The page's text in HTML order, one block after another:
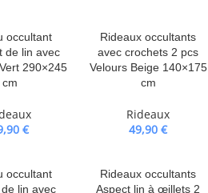
occultant
de lin avec
290×245
cm
€
Rideaux occultants
avec crochets 2 pcs
Velours Beige 140×175
cm
Rideaux
49,90€
occultant
lin avec
Rideaux occultants
Aspect lin à œillets 2